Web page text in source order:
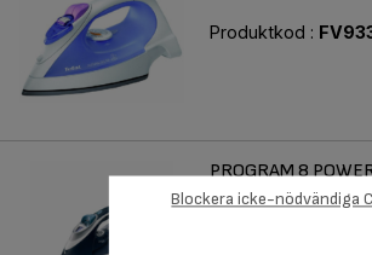
Produktkod :
PROGRAM 8
Blockera icke-nödvändiga